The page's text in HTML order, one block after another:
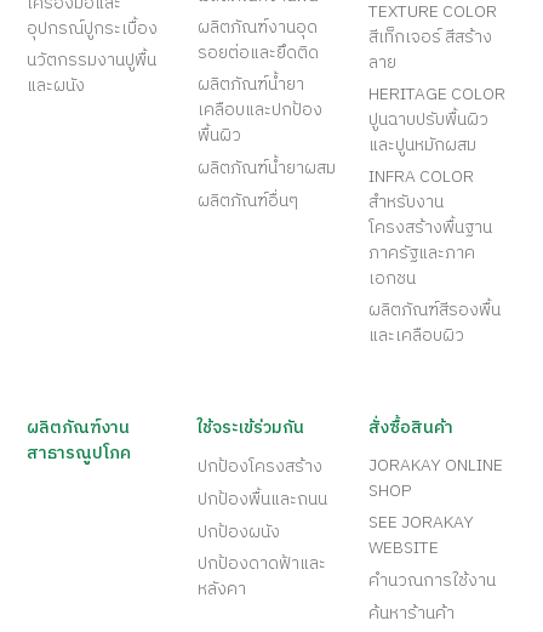
อุปกรณ์ปูกระเบื้อง
นวัตกรรมงานปูพื้น
และผนัง
ผลิตภัณฑ์งานอุด
รอยต่อและยึดติด
ผลิตภัณฑ์น้ำยา
เคลือบและปกป้อง
พื้นผิว
ผลิตภัณฑ์น้ำยาผสม
ผลิตภัณฑ์อื่นๆ
TEXTURE COLOR
สีเท็กเจอร์ สีสร้าง
ลาย
HERITAGE COLOR
ปูนฉาบปรับพื้นผิว
และปูนหมักผสม
INFRA COLOR
สำหรับงาน
โครงสร้างพื้นฐาน
ภาครัฐและภาค
เอกชน
ผลิตภัณฑ์สีรองพื้น
และเคลือบผิว
ผลิตภัณฑ์งาน
สาธารณูปโภค
ใช้จระเข้ร่วมกัน
ปกป้องโครงสร้าง
ปกป้องพื้นและถนน
ปกป้องผนัง
ปกป้องดาดฟ้าและ
หลังคา
สั่งซื้อสินค้า
JORAKAY ONLINE
SHOP
SEE JORAKAY
WEBSITE
คำนวณการใช้งาน
ค้นหาร้านค้า